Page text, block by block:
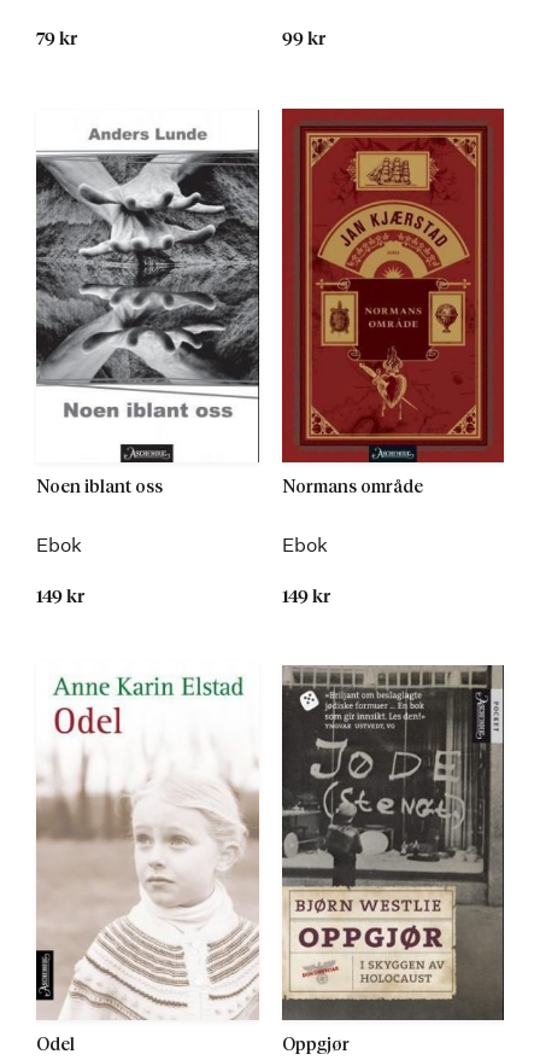
79 kr 99 kr
Noen iblant oss
Ebok
149 kr
Normans område
Ebok
149 kr
Odel Oppgjør